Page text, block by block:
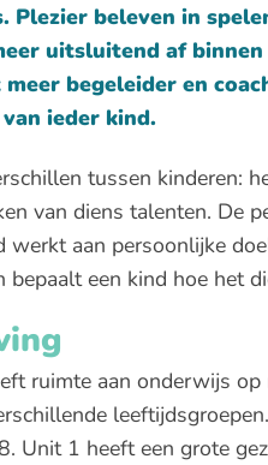
Plezier beleven in
uitsluitend af binnen
begeleider en
ieder kind.
tussen kinderen:
van diens talenten. De
werkt aan persoonlijke
bepaalt een kind hoe het
ruimte aan onderwijs
Unit 1 heeft een grote